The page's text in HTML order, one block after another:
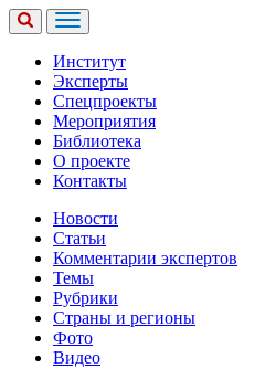
Институт
Эксперты
Спецпроекты
Мероприятия
Библиотека
О проекте
Контакты
Новости
Статьи
Комментарии экспертов
Темы
Рубрики
Страны и регионы
Фото
Видео